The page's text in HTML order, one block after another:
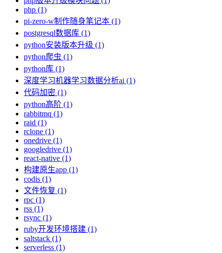
php (1)
pi-zero-w制作随身笔记本 (1)
postgresql数据库 (1)
python安装版本升级 (1)
python爬虫 (1)
python库 (1)
深度学习机器学习数据分析ai (1)
代码加密 (1)
python高阶 (1)
rabbitmq (1)
raid (1)
rclone (1)
onedrive (1)
googledrive (1)
react-native (1)
构建原生app (1)
codis (1)
文件恢复 (1)
rpc (1)
rss (1)
rsync (1)
ruby开发环境搭建 (1)
saltstack (1)
serverless (1)